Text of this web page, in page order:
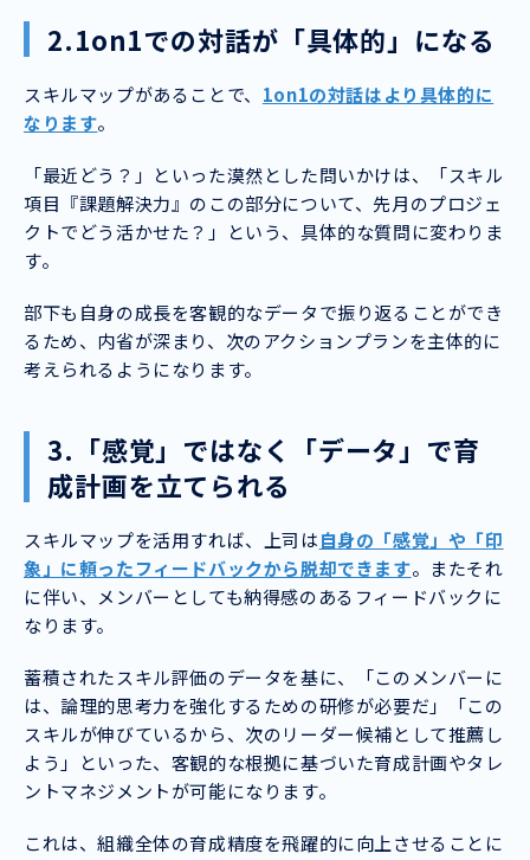
2.1on1での対話が「具体的」になる
スキルマップがあることで、 1on1の対話はより具体的に
なります。
「最近どう？」といった漠然とした問いかけは、「スキル
項目『課題解決力』のこの部分について、先月のプロジェ
クトでどう活かせた？」という、具体的な質問に変わりま
す。
部下も自身の成長を客観的なデータで振り返ることができ
るため、内省が深まり、次のアクションプランを主体的に
考えられるようになります。
3.「感覚」ではなく「データ」で育
成計画を立てられる
スキルマップを活用すれば、上司は自身の「感覚」や「印
象」に頼ったフィードバックから脱却できます。またそれ
に伴い、メンバーとしても納得感のあるフィードバックに
なります。
蓄積されたスキル評価のデータを基に、「このメンバーに
は、論理的思考力を強化するための研修が必要だ」「この
スキルが伸びているから、次のリーダー候補として推薦し
よう」といった、客観的な根拠に基づいた育成計画やタレ
ントマネジメントが可能になります。
これは、組織全体の育成精度を飛躍的に向上させることに